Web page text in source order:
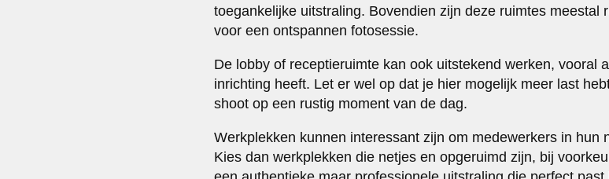
toegankelijke uitstraling. Bovendien zijn deze ruimtes meestal
voor een ontspannen fotosessie.
De lobby of receptieruimte kan ook uitstekend werken, vooral
inrichting heeft. Let er wel op dat je hier mogelijk meer last
shoot op een rustig moment van de dag.
Werkplekken kunnen interessant zijn om medewerkers in hun
Kies dan werkplekken die netjes en opgeruimd zijn, bij